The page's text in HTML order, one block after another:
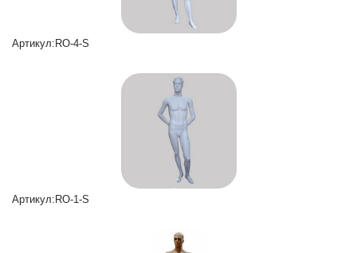
Артикул:RO-4-S
Артикул:RO-1-S